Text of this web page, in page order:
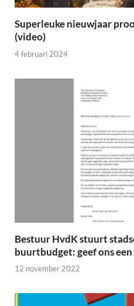
Superleuke nieuwjaar
(video)
4 februari 2024
Bestuur HvdK stuurt
buurtbudget: geef ons
12 november 2022